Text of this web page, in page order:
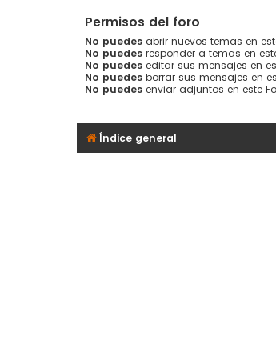
Permisos del foro
No puedes abrir nuevos temas en
No puedes responder a temas en
No puedes editar sus mensajes en
No puedes borrar sus mensajes en
No puedes enviar adjuntos en este
Índice general